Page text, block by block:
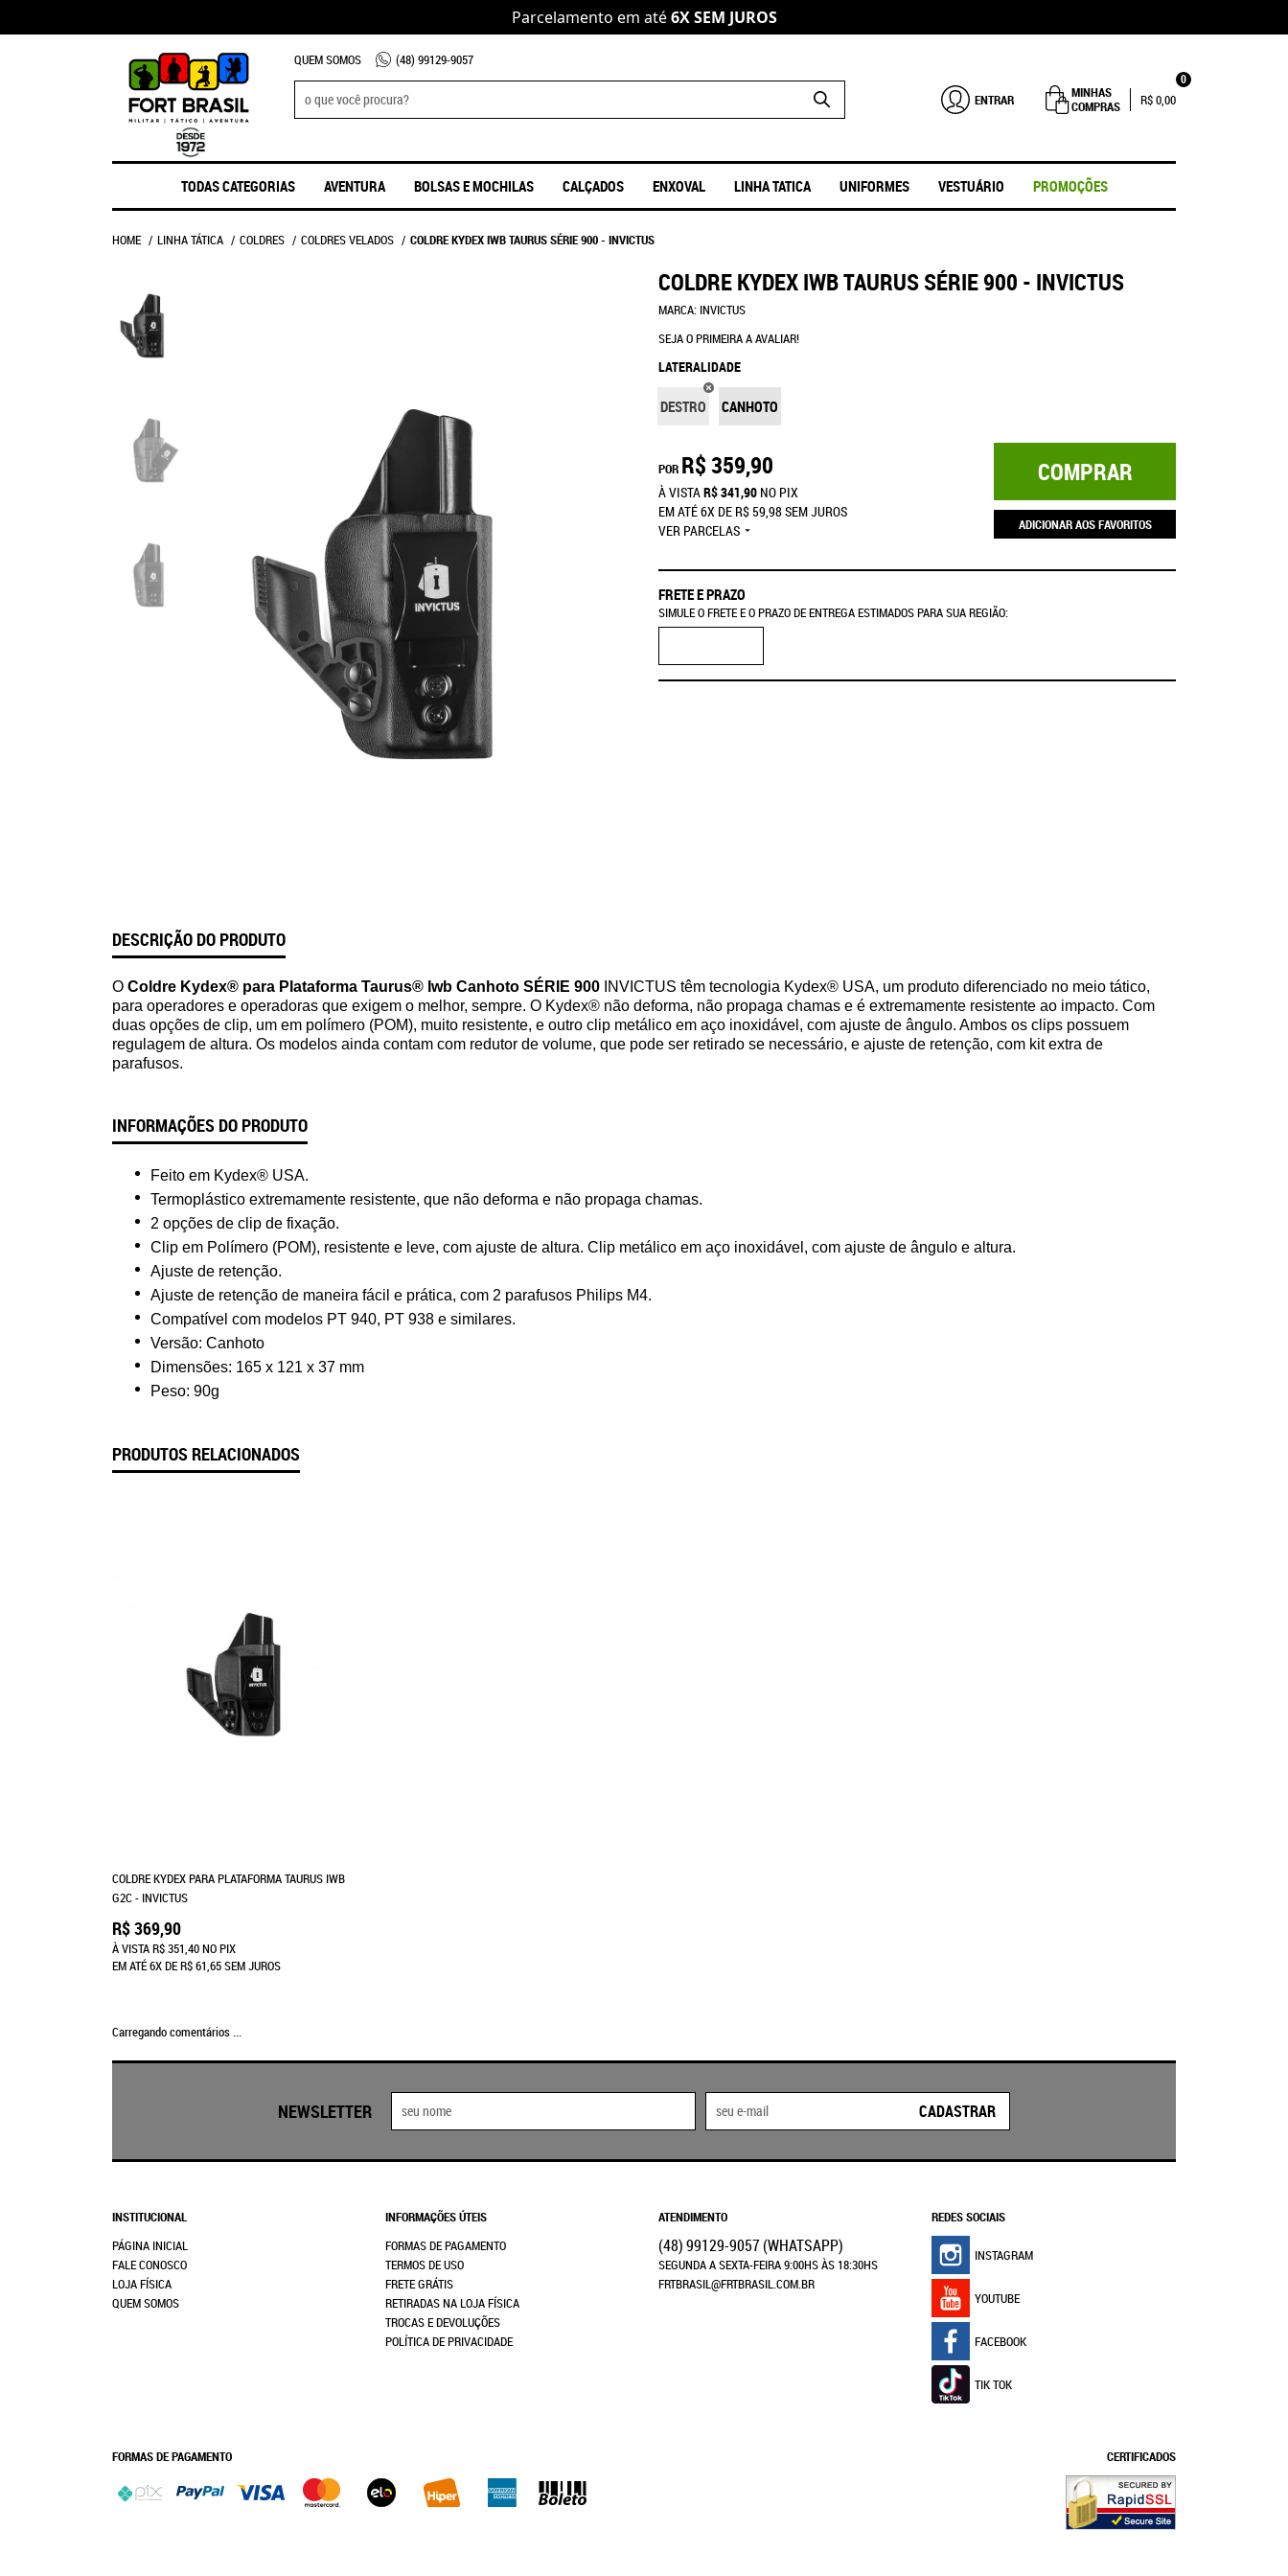
Parcelamento em até6X SEM JUROS
QUEM SOMOS (48) 99129-9057
ENTRAR
MINHAS
COMPRAS
0
R$ 0,00
TODAS CATEGORIAS AVENTURA BOLSAS E MOCHILAS CALÇADOS ENXOVAL LINHA TATICA UNIFORMES VESTUÁRIO PROMOÇÕES
HOME LINHA TÁTICA COLDRES COLDRES VELADOS COLDRE KYDEX IWB TAURUS SÉRIE 900 - INVICTUS
COLDRE KYDEX IWB TAURUS SÉRIE 900 - INVICTUS
MARCA: INVICTUS
SEJA O PRIMEIRA A AVALIAR!
LATERALIDADE
DESTRO CANHOTO
POR R$ 359,90
À VISTAR$ 341,90 NO PIX
EM ATÉ6X DE R$ 59,98SEM JUROS
VER PARCELAS
COMPRAR
ADICIONAR AOS FAVORITOS
FRETE E PRAZO
SIMULE O FRETE E O PRAZO DE ENTREGA ESTIMADOS PARA SUA REGIÃO:
DESCRIÇÃO DO PRODUTO
O Coldre Kydex® para Plataforma Taurus® Iwb Canhoto SÉRIE 900 INVICTUS têm tecnologia Kydex® USA, um produto diferenciado no meio tático,
para operadores e operadoras que exigem o melhor, sempre. O Kydex® não deforma, não propaga chamas e é extremamente resistente ao impacto. Com
duas opções de clip, um em polímero (POM), muito resistente, e outro clip metálico em aço inoxidável, com ajuste de ângulo. Ambos os clips possuem
regulagem de altura. Os modelos ainda contam com redutor de volume, que pode ser retirado se necessário, e ajuste de retenção, com kit extra de
parafusos.
INFORMAÇÕES DO PRODUTO
Feito em Kydex® USA.
Termoplástico extremamente resistente, que não deforma e não propaga chamas.
2 opções de clip de fixação.
Clip em Polímero (POM), resistente e leve, com ajuste de altura. Clip metálico em aço inoxidável, com ajuste de ângulo e altura.
Ajuste de retenção.
Ajuste de retenção de maneira fácil e prática, com 2 parafusos Philips M4.
Compatível com modelos PT 940, PT 938 e similares.
Versão: Canhoto
Dimensões: 165 x 121 x 37 mm
Peso: 90g
PRODUTOS RELACIONADOS
COLDRE KYDEX PARA PLATAFORMA TAURUS IWB
G2C - INVICTUS
R$ 369,90
À VISTAR$ 351,40NO PIX
EM ATÉ6XDER$ 61,65SEM JUROS
Carregando comentários ...
NEWSLETTER CADASTRAR
INSTITUCIONAL
PÁGINA INICIAL
FALE CONOSCO
LOJA FÍSICA
QUEM SOMOS
INFORMAÇÕES ÚTEIS
FORMAS DE PAGAMENTO
TERMOS DE USO
FRETE GRÁTIS
RETIRADAS NA LOJA FÍSICA
TROCAS E DEVOLUÇÕES
POLÍTICA DE PRIVACIDADE
ATENDIMENTO
(48)99129-9057(WHATSAPP)
SEGUNDA A SEXTA-FEIRA 9:00HS ÀS 18:30HS
FRTBRASIL@FRTBRASIL.COM.BR
REDES SOCIAIS
INSTAGRAM
YOUTUBE
FACEBOOK
TIK TOK
FORMAS DE PAGAMENTO CERTIFICADOS